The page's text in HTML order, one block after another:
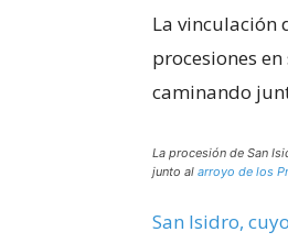
La vinculación
procesiones
caminando
La procesión de San
junto al arroyo de los
San Isidro,